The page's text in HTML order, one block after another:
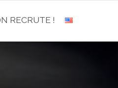
RECRUTE !